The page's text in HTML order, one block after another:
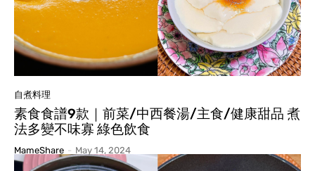
自煮料理
素食食譜9款｜前菜/中西餐湯/主食/健康甜品 煮
法多變不味寡 綠色飲食
MameShare - May 14, 2024